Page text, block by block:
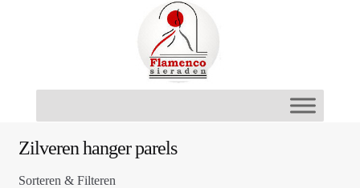
Zilveren hanger parels
Sorteren & Filteren